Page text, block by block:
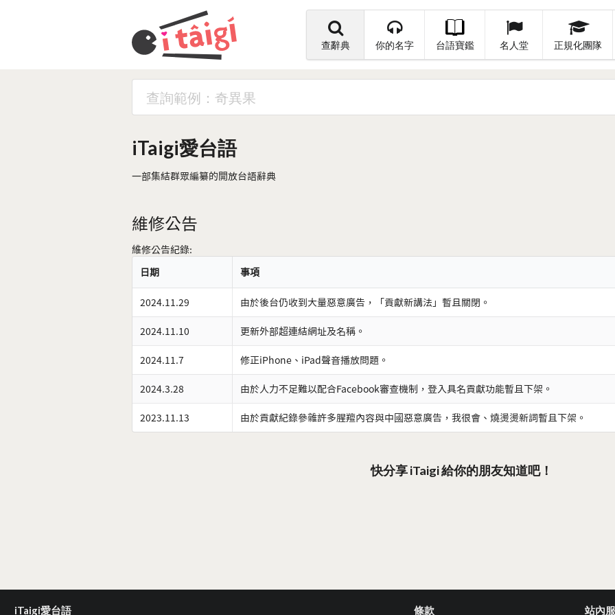
查辭典 你的名字 台語寶鑑 名人堂 正規化團隊
iTaigi愛台語
一部集結群眾編纂的開放台語辭典
維修公告
維修公告紀錄:
日期
事項
2024.11.29 由於後台仍收到大量惡意廣告，「貢獻新講法」暫且關閉。
2024.11.10 更新外部超連結網址及名稱。
2024.11.7 修正iPhone、iPad聲音播放問題。
2024.3.28 由於人力不足難以配合Facebook審查機制，登入具名貢獻功能暫且下架。
2023.11.13 由於貢獻紀錄參雜許多腥羶內容與中國惡意廣告，我很會、燒燙燙新詞暫且下架。
快分享 iTaigi 給你的朋友知道吧！
iTaigi愛台語 條款 站內